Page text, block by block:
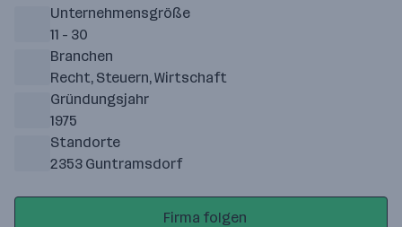
Unternehmensgröße
11 - 30
Branchen
Recht, Steuern, Wirtschaft
Gründungsjahr
1975
Standorte
2353 Guntramsdorf
Firma folgen